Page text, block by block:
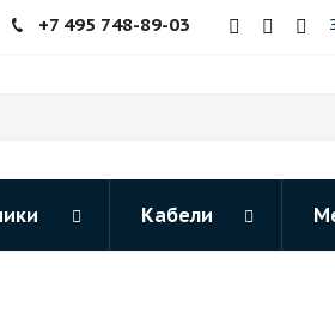
+7 495 748-89-03
Кабели